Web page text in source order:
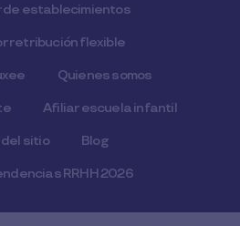
de establecimientos
retribución flexible
Quienes somos
Afiliar escuela infantil
sitio Blog
RRHH 2026